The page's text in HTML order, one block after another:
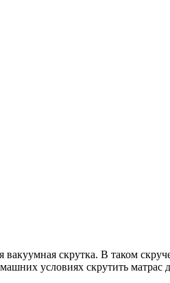
скрутка. В таком
условиях скрутить